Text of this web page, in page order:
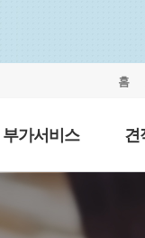
홈
부가서비스 견